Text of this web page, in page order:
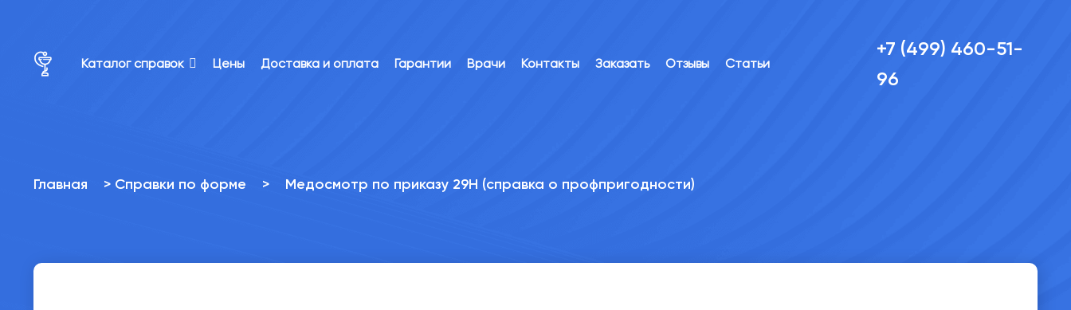
Каталог справок Цены Доставка и оплата Гарантии Врачи Контакты Заказать Отзывы Статьи
+7 (499) 460-51-
96
Главная > Справки по форме > Медосмотр по приказу 29Н (справка о профпригодности)